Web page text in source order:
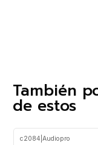
También
de estos
c2084 Audiopro